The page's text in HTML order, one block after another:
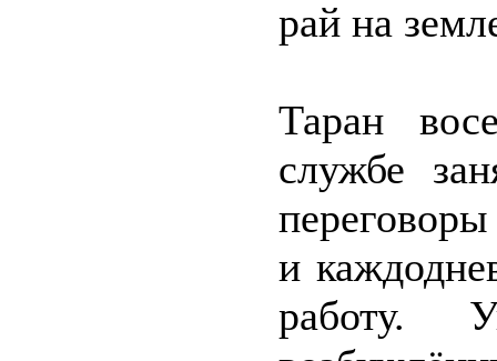
рай на
Таран
службе
и
работу.